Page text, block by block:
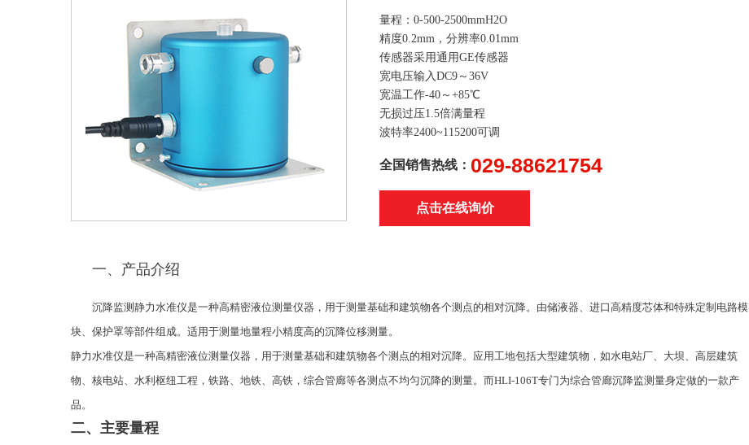
量程：0-500-2500mmH2O
精度0.2mm，分辨率0.01mm
传感器采用通用GE传感器
宽电压输入DC9～36V
宽温工作-40～+85℃
无损过压1.5倍满量程
波特率2400~115200可调
全国销售热线： 029-88621754
点击在线询价
一、产品介绍
沉降监测静力水准仪是一种高精密液位测量仪器，用于测量基础和建筑物各个测点的相对沉降。由储液器、进口高精度芯体和特殊定制电路模
块、保护罩等部件组成。适用于测量地量程小精度高的沉降位移测量。
静力水准仪是一种高精密液位测量仪器，用于测量基础和建筑物各个测点的相对沉降。应用工地包括大型建筑物，如水电站厂、大坝、高层建筑
物、核电站、水利枢纽工程，铁路、地铁、高铁，综合管廊等各测点不均匀沉降的测量。而HLI-106T专门为综合管廊沉降监测量身定做的一款产
品。
二、 主要量程